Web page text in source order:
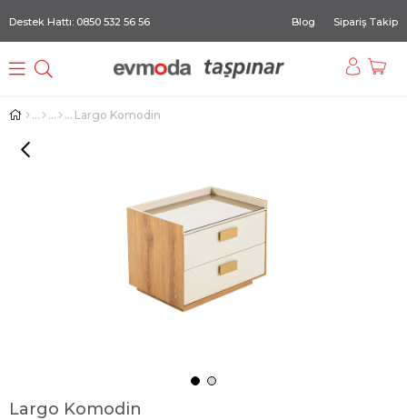
Destek Hattı: 0850 532 56 56 Blog Sipariş Takip
Largo Komodin
Largo Komodin